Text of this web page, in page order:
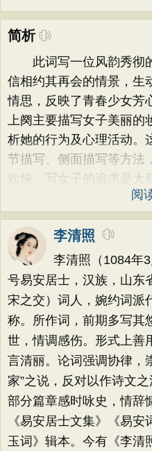
简析
此词写一位风韵秀彻
信相约其再会的情景，生
情思，反映了青春少女芳
上阕主要描写女子美丽的
析她的行为及心理活动。
节描写、侧面描写等方法
欢快，写女子的追求是大
阅
李清照
李清照（1084年
号易安居士，汉族，山东
宋之交）词人，婉约词派
称。所作词，前期多写其
世，情调感伤。形式上善
言清丽。论词强调协律，
家”之说，反对以作诗文
部分篇章感时咏史，情辞
《易安居士文集》《易
玉词》辑本。今有《李清